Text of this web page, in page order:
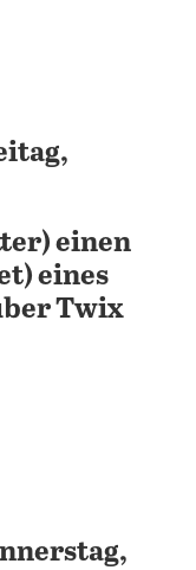
teilenteilen
einen
eines
Twix
teilenteilen